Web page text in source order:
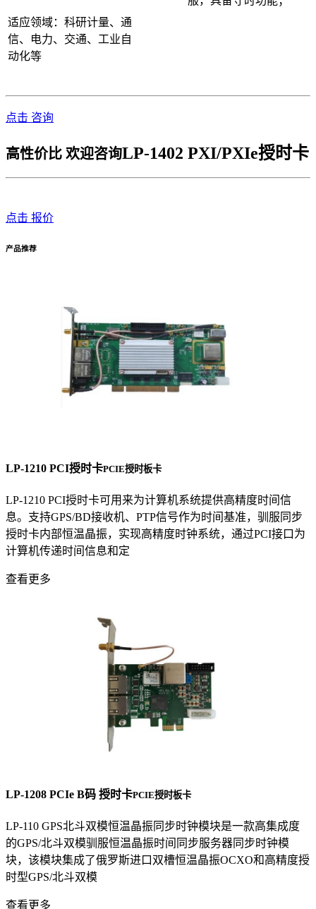
适应领域：科研计量、通
信、电力、交通、工业自
动化等
点击 咨询
高性价比 欢迎咨询LP-1402 PXI/PXIe授时卡
点击 报价
产品推荐
LP-1210 PCI授时卡PCIE授时板卡
LP-1210 PCI授时卡可用来为计算机系统提供高精度时间信
息。支持GPS/BD接收机、PTP信号作为时间基准，驯服同步
授时卡内部恒温晶振，实现高精度时钟系统，通过PCI接口为
计算机传递时间信息和定
查看更多
LP-1208 PCIe B码 授时卡PCIE授时板卡
LP-110 GPS北斗双模恒温晶振同步时钟模块是一款高集成度
的GPS/北斗双模驯服恒温晶振时间同步服务器同步时钟模
块，该模块集成了俄罗斯进口双槽恒温晶振OCXO和高精度授
时型GPS/北斗双模
查看更多